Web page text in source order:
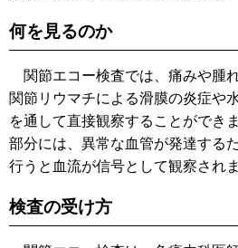
何を見るのか
関節エコー検査では、痛みや腫
関節リウマチによる滑膜の炎症や
を通して直接観察することができ
部分には、異常な血管が発達する
行うと血流が信号として観察されま
検査の受け方